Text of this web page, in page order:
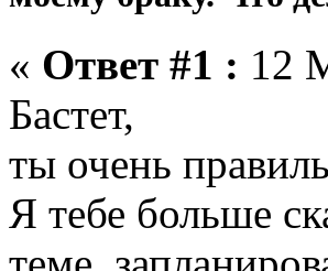
« Ответ #1 : 12
Бастет,
ты очень
Я тебе больше